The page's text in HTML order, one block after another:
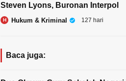
Steven Lyons, Buronan Interpol
H Hukum & Kriminal 127 hari
Baca juga: